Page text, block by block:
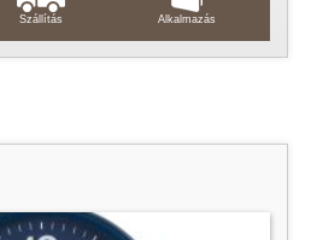
Szállítás Alkalmazás